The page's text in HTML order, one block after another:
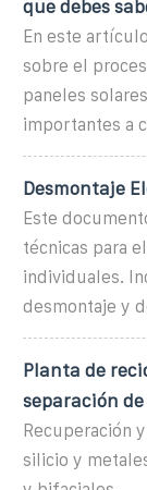
que debes
En este
sobre el
paneles
importantes a
Desmontaje
Este
técnicas para
individuales.
desmontaje y
Planta de
separación
Recuperación
silicio y